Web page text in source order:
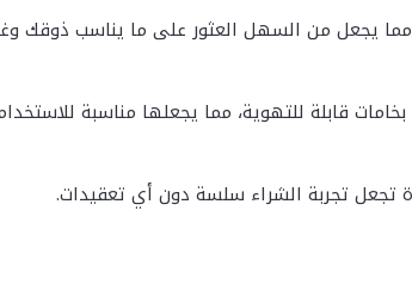
مما يجعل من السهل العثور على ما يناسب ذوقك
قابلة للتهوية، مما يجعلها مناسبة
تجعل تجربة الشراء سلسة دون أي تعقيدات.